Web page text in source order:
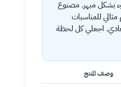
بشكل مبهر. مصنوع
مثالي للمناسبات
اجعلي كل لحظة
وصف المنتج